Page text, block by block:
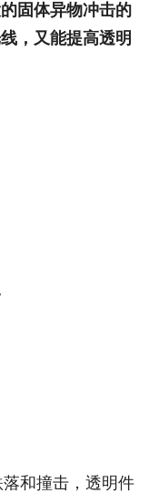
固体异物冲击的
，又能提高透明
和撞击，透明件